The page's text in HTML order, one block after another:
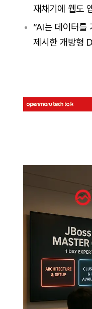
재채기에 웹도
“AI는 데이터를
제시한 개방형